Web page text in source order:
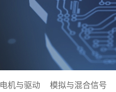
电机与驱动 模拟与混合信号